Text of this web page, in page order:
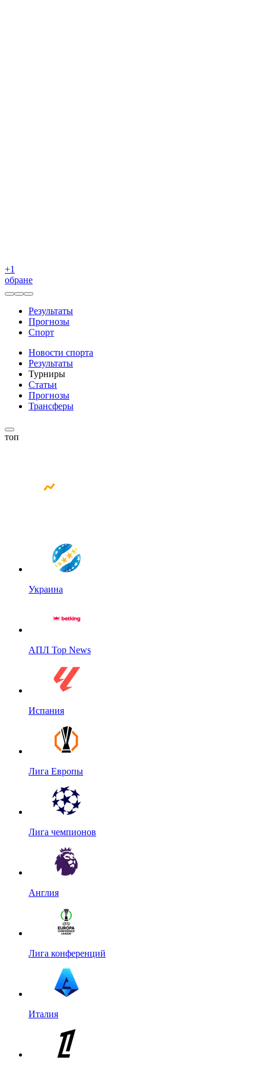
+1
обране
Результаты
Прогнозы
Спорт
Новости спорта
Результаты
Турниры
Статьи
Прогнозы
Трансферы
топ
Украина
АПЛ Top News
Испания
Лига Европы
Лига чемпионов
Англия
Лига конференций
Италия